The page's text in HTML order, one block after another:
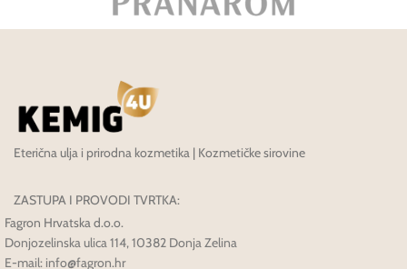
Eterična ulja i prirodna kozmetika | Kozmetičke sirovine
ZASTUPA I PROVODI TVRTKA:
Fagron Hrvatska d.o.o.
Donjozelinska ulica 114, 10382 Donja Zelina
E-mail: info@fagron.hr